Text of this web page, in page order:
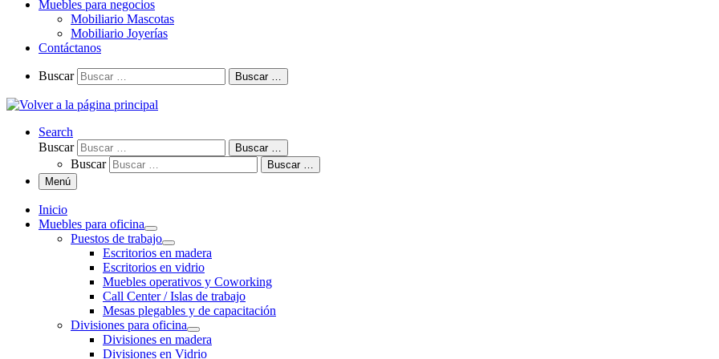
Muebles para negocios
Mobiliario Mascotas
Mobiliario Joyerías
Contáctanos
Buscar Buscar …
Search
Buscar
Buscar …
Buscar
Buscar …
Menú
Inicio
Muebles para oficina
Puestos de trabajo
Escritorios en madera
Escritorios en vidrio
Muebles operativos y Coworking
Call Center / Islas de trabajo
Mesas plegables y de capacitación
Divisiones para oficina
Divisiones en madera
Divisiones en Vidrio